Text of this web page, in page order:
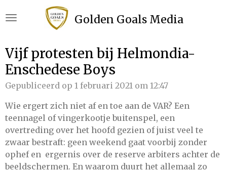
direct
de
hoofdinhoud
Golden Goals Media
Vijf protesten bij Helmondia-
Enschedese Boys
Gepubliceerd op 1 februari 2021 om 12:47
Wie ergert zich niet af en toe aan de VAR? Een
teennagel of vingerkootje buitenspel, een
overtreding over het hoofd gezien of juist veel te
zwaar bestraft: geen weekend gaat voorbij zonder
ophef en ergernis over de reserve arbiters achter de
beeldschermen. En waarom duurt het allemaal zo